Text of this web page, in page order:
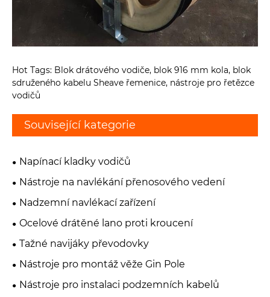
Hot Tags: Blok drátového vodiče, blok 916 mm kola, blok
sdruženého kabelu Sheave řemenice, nástroje pro řetězce
vodičů
Související kategorie
Napínací kladky vodičů
Nástroje na navlékání přenosového vedení
Nadzemní navlékací zařízení
Ocelové drátěné lano proti kroucení
Tažné navijáky převodovky
Nástroje pro montáž věže Gin Pole
Nástroje pro instalaci podzemních kabelů